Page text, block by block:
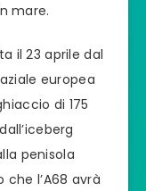
mare.
il 23 aprile dal
europea
di 175
penisola
l’A68 avrà